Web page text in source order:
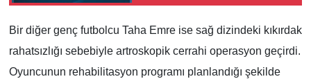
Bir diğer genç futbolcu Taha Emre ise sağ dizindeki kıkırdak
rahatsızlığı sebebiyle artroskopik cerrahi operasyon geçirdi.
Oyuncunun rehabilitasyon programı planlandığı şekilde